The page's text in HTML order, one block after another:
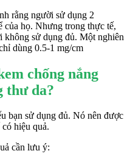
rằng người sử dụng 2
của họ. Nhưng trong thực tế,
không sử dụng đủ. Một nghiên
dùng 0.5-1 mg/cm
chống nắng
thư da?
bạn sử dụng đủ. Nó nên được
hiệu quả.
cần lưu ý: